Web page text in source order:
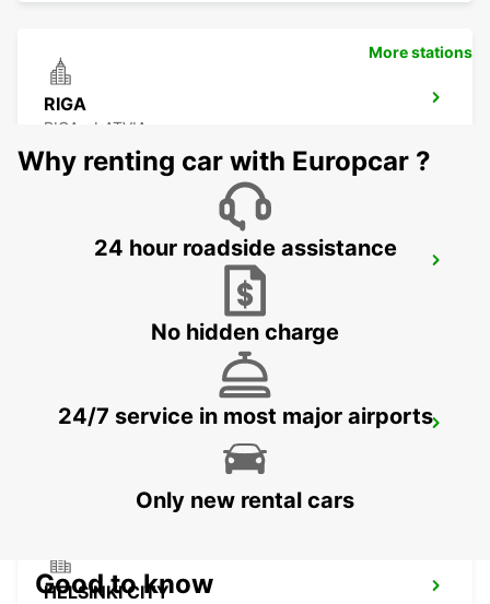
RIGA
RIGA - LATVIA
RIGA INTERNATIONAL AIRPORT
HELSINKI HERTTONIEMI
HELSINKI CITY
More stations
Why renting car with Europcar ?
24 hour roadside assistance
No hidden charge
24/7 service in most major airports
Only new rental cars
Good to know